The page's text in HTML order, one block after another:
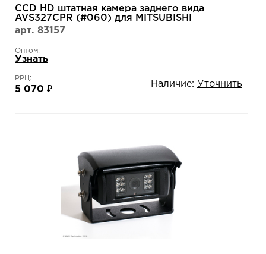
CCD HD штатная камера заднего вида
AVS327CPR (#060) для MITSUBISHI
OUTLANDER II XL (2006-2012) / OUTLANDER
III (2012-...) / LANCER X HATCHBACK /
CITROEN C-CROSSER / PEUGEOT 4007
арт. 83157
Оптом:
Узнать
РРЦ:
5 070 ₽
Наличие: Уточнить